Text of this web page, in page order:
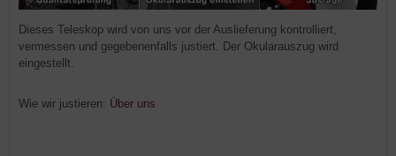
Dieses Teleskop wird von uns vor der Auslieferung kontrolliert,
vermessen und gegebenenfalls justiert. Der Okularauszug wird
eingestellt.
Wie wir justieren: Über uns